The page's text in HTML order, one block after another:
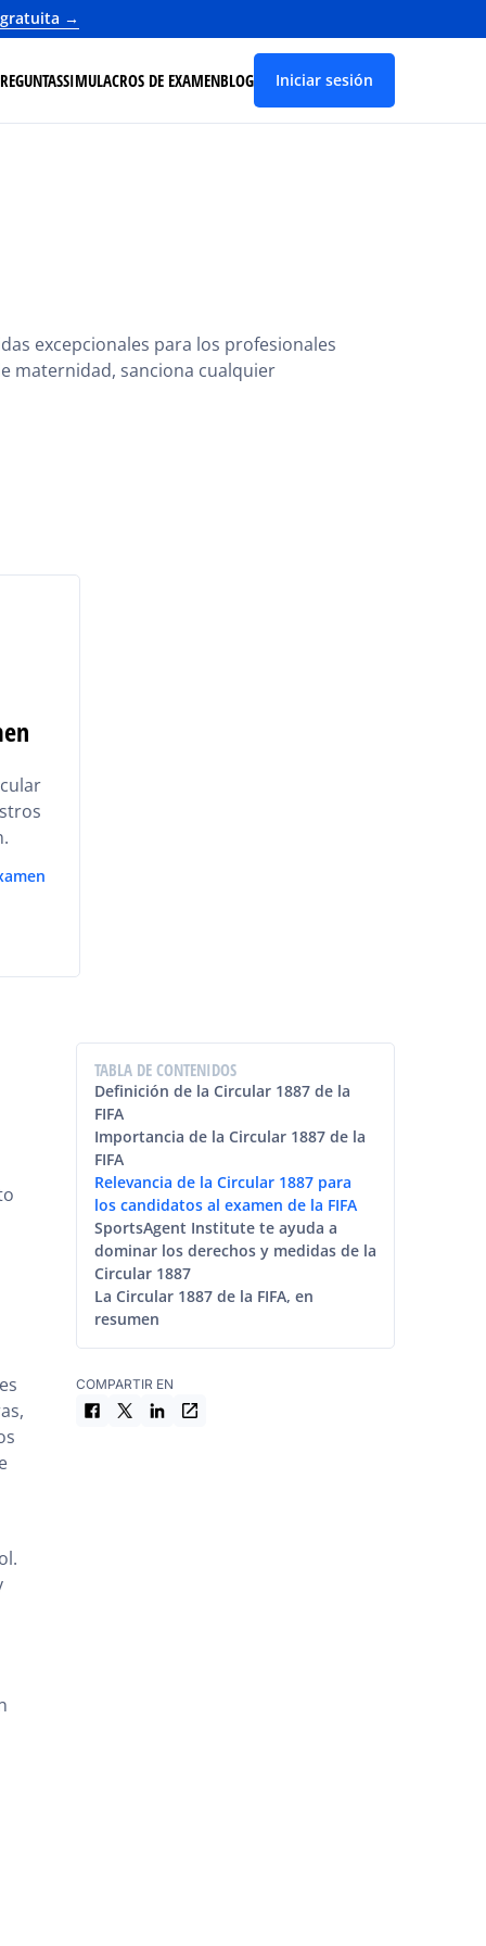
→
SIMULACROS DE EXAMENBLOG Iniciar sesión
excepcionales para los profesionales
maternidad, sanciona cualquier
TABLA DE CONTENIDOS
Definición de la Circular 1887 de la
FIFA
Importancia de la Circular 1887 de la
FIFA
Relevancia de la Circular 1887 para
los candidatos al examen de la FIFA
SportsAgent Institute te ayuda a
dominar los derechos y medidas de la
Circular 1887
La Circular 1887 de la FIFA, en
resumen
COMPARTIR EN